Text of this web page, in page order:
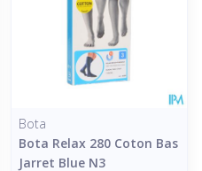
Bota
Bota Relax 280 Coton Bas
Jarret Blue N3